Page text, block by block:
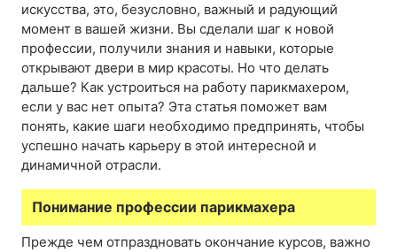
искусства, это, безусловно, важный и радующий
момент в вашей жизни. Вы сделали шаг к новой
профессии, получили знания и навыки, которые
открывают двери в мир красоты. Но что делать
дальше? Как устроиться на работу парикмахером,
если у вас нет опыта? Эта статья поможет вам
понять, какие шаги необходимо предпринять, чтобы
успешно начать карьеру в этой интересной и
динамичной отрасли.
Понимание профессии парикмахера
Прежде чем отпраздновать окончание курсов, важно